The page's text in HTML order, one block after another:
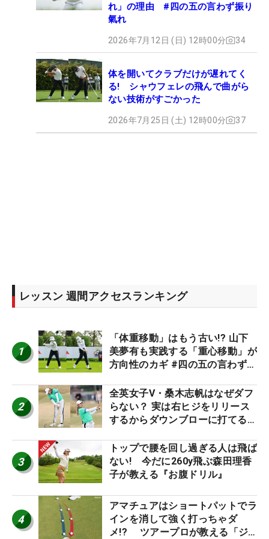
れ」の理由 #四の五の言わず振り
氣れ
2026年7月12日 (日) 12時00分 34
体を開いてクラブだけが遅れてく
る! シャウフェレの飛んで曲がら
ない技術がすごかった
2026年7月25日 (土) 12時00分 37
レッスン 週間アクセスランキング
1
「体重移動」はもう古い!? 山下
美夢有も実践する「重心移動」が
方向性のカギ #四の五の言わず振
2
全英女子V・桑木志帆はなぜダフ
らない？ 実は右ヒジをリリース
するからダウンブローに打てる #
3
トップで腰を回し過ぎる人は飛ば
ない! 今だに260y飛ぶ森田理香
子が教える『お腹ドリル』
4
アマチュアはショートパットでラ
インを消して強く打っちゃダ
メ!? ツアープロが教える「ジ